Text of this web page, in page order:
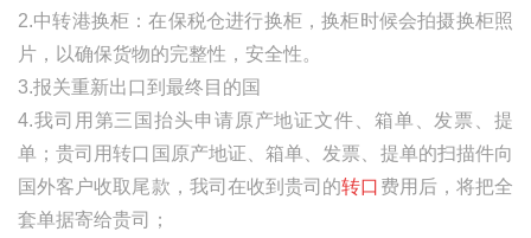
2.中转港换柜：在保税仓进行换柜，换柜时候会拍摄换柜照
片，以确保货物的完整性，安全性。
3.报关重新出口到最终目的国
4.我司用第三国抬头申请原产地证文件、箱单、发票、提
单；贵司用转口国原产地证、箱单、发票、提单的扫描件向
国外客户收取尾款，我司在收到贵司的转口 费用后，将把全
套单据寄给贵司；